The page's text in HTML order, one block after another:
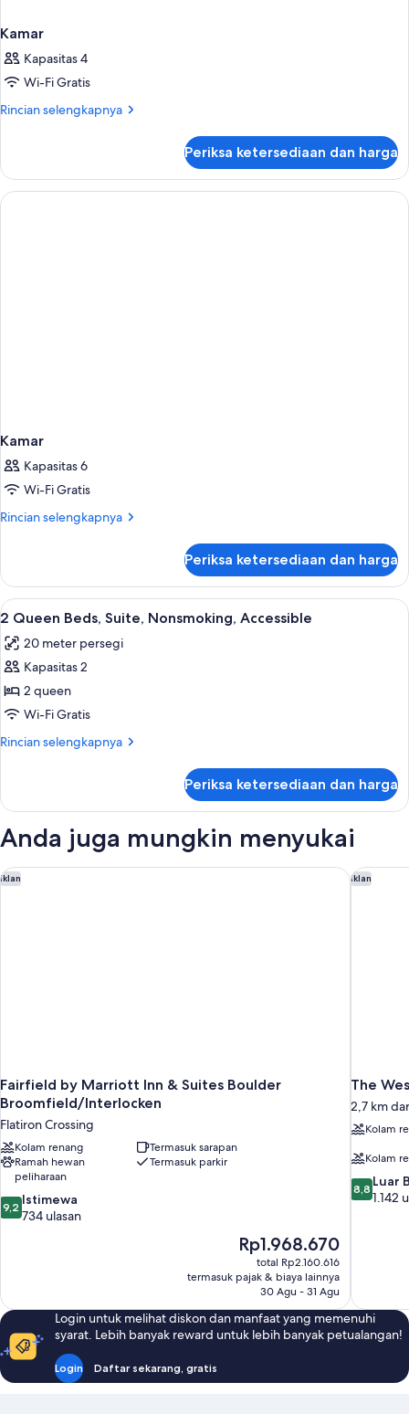
Kamar
Kapasitas 4
Wi-Fi Gratis
Rincian selengkapnya
Rincian
Kamar
Periksa ketersediaan dan harga
Kamar
Kapasitas 6
Wi-Fi Gratis
Rincian selengkapnya
Rincian
Kamar
Periksa ketersediaan dan harga
Lihat
semua
foto
untuk
2
Queen
Beds,
Accessible
1 kamar tidur, meja kerja, ruang
6
2 Queen Beds, Suite, Nonsmoking, Accessible
20 meter persegi
Kapasitas 2
2 queen
Wi-Fi Gratis
Rincian selengkapnya
Rincian
2
Beds,
Nonsmoking,
Accessible
Periksa ketersediaan dan harga
Anda juga mungkin menyukai
Iklan
Fairfield by Marriott Inn & Suites Boulder
Broomfield/Interlocken
Flatiron Crossing
Kolam renang
Termasuk sarapan
Ramah hewan
peliharaan
Termasuk parkir
9.2
dari
9,2 Istimewa
734 ulasan
Harga
sekarang
Rp1.968.670
Rp1.968.670
total Rp2.160.616
termasuk pajak & biaya lainnya
30 Agu - 31 Agu
Fairfield by Marriott Inn & Suites Boulder Broomfield/Iklan
The
2,7 km
Kolam
Kolam
8.8
dari
8,8 Luar
1.142
The
Login untuk melihat diskon dan manfaat yang memenuhi
syarat. Lebih banyak reward untuk lebih banyak petualangan!
Login Daftar sekarang, gratis